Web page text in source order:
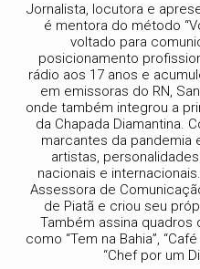
Jornalista, locutora e
é mentora do método
voltado para
posicionamento
rádio aos 17 anos e
em emissoras do RN,
onde também integrou a
da Chapada Diamantina.
marcantes da pandemia
artistas,
nacionais e
Assessora de
de Piatã e criou seu
Também assina quadros
como “Tem na Bahia”,
“Chef por um